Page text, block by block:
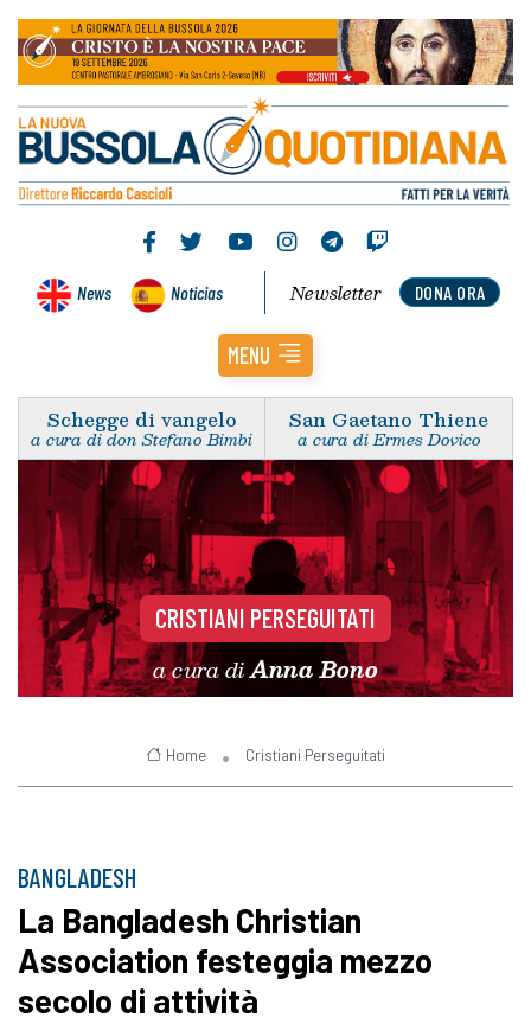
News Noticias DONA ORA
Newsletter
MENU
Schegge di vangelo
a cura di don Stefano Bimbi
San Gaetano Thiene
a cura di Ermes Dovico
CRISTIANI PERSEGUITATI
a cura diAnna Bono
Home Cristiani Perseguitati
BANGLADESH
La Bangladesh Christian
Association festeggia mezzo
secolo di attività